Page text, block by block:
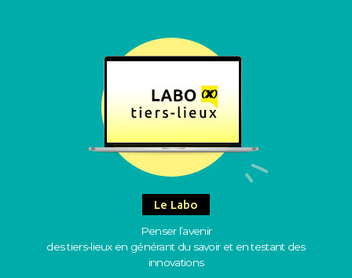
Le Labo
Penser l’avenir
des tiers-lieux en générant du savoir et en testant des
innovations